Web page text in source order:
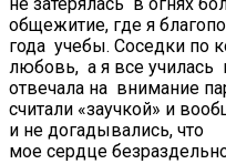
не затерялась в огнях
общежитие, где я
года учебы. Соседки по
любовь, а я все училась
отвечала на внимание
считали «заучкой» и
и не догадывались, что
мое сердце